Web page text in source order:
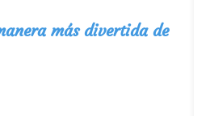
más divertida de